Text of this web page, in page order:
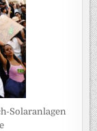
Solaranlagen